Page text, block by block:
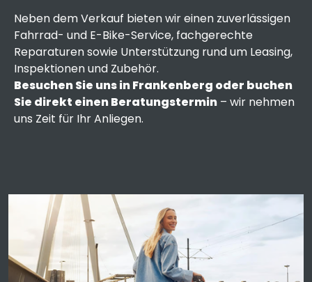
Neben dem Verkauf bieten wir einen zuverlässigen
Fahrrad- und E-Bike-Service, fachgerechte
Reparaturen sowie Unterstützung rund um Leasing,
Inspektionen und Zubehör.
Besuchen Sie uns in Frankenberg oder buchen
Sie direkt einen Beratungstermin – wir nehmen
uns Zeit für Ihr Anliegen.